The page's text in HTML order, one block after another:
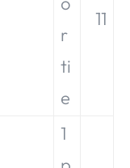
r
ti
e
11
1